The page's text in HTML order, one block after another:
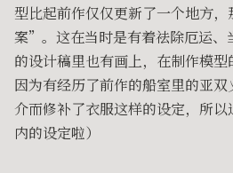
型比起前作仅仅更新了一个地方
案”。这在当时是有着祛除厄运、
的设计稿里也有画上，在制作模型
因为有经历了前作的船室里的亚
介而修补了衣服这样的设定，所
内的设定啦）